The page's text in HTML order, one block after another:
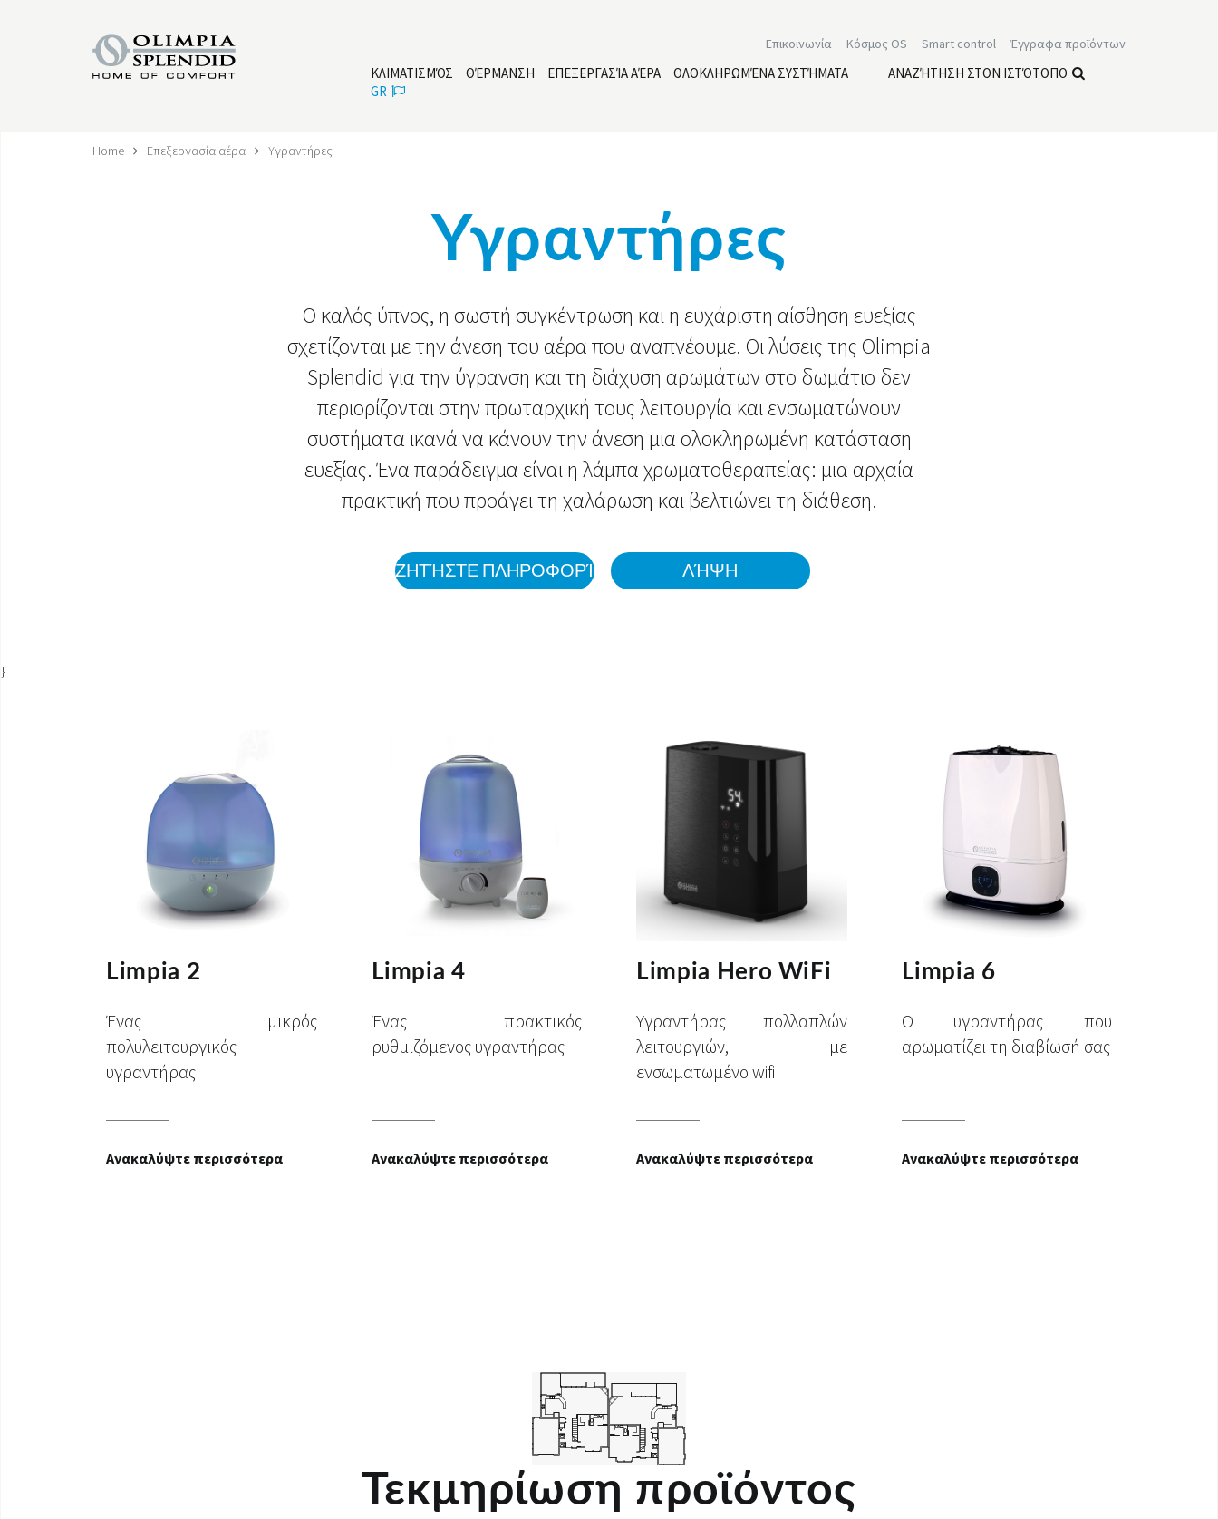
Έγγραφα προϊόντων
Smart control
Κόσμος OS
Επικοινωνία
ΚΛΙΜΑΤΙΣΜΌΣ ΘΈΡΜΑΝΣΗ ΕΠΕΞΕΡΓΑΣΊΑ ΑΈΡΑ ΟΛΟΚΛΗΡΩΜΈΝΑ ΣΥΣΤΉΜΑΤΑ
ΑΝΑΖΉΤΗΣΗ ΣΤΟΝ ΙΣΤΌΤΟΠΟ
GR
Home Επεξεργασία αέρα Υγραντήρες
Υγραντήρες
Ο καλός ύπνος, η σωστή συγκέντρωση και η ευχάριστη αίσθηση ευεξίας
σχετίζονται με την άνεση του αέρα που αναπνέουμε. Οι λύσεις της Olimpia
Splendid για την ύγρανση και τη διάχυση αρωμάτων στο δωμάτιο δεν
περιορίζονται στην πρωταρχική τους λειτουργία και ενσωματώνουν
συστήματα ικανά να κάνουν την άνεση μια ολοκληρωμένη κατάσταση
ευεξίας. Ένα παράδειγμα είναι η λάμπα χρωματοθεραπείας: μια αρχαία
πρακτική που προάγει τη χαλάρωση και βελτιώνει τη διάθεση.
ΖΗΤΉΣΤΕ ΠΛΗΡΟΦΟΡΊΕΣ ΛΉΨΗ
}
Limpia 2
Ένας μικρός
πολυλειτουργικός
υγραντήρας
Ανακαλύψτε περισσότερα
Limpia 4
Ένας πρακτικός
ρυθμιζόμενος υγραντήρας
Ανακαλύψτε περισσότερα
Limpia Hero WiFi
Υγραντήρας πολλαπλών
λειτουργιών, με
ενσωματωμένο wifi
Ανακαλύψτε περισσότερα
Limpia 6
Ο υγραντήρας που
αρωματίζει τη διαβίωσή σας
Ανακαλύψτε περισσότερα
Τεκμηρίωση προϊόντος